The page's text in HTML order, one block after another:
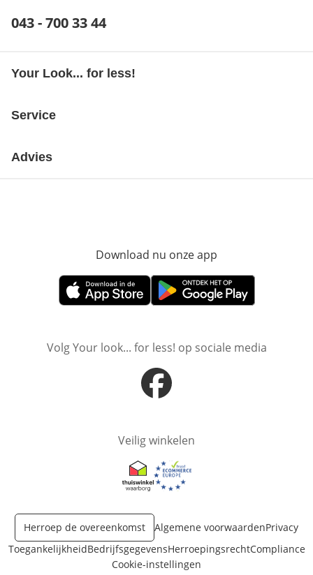
Telefoonnummer:
043 - 700 33 44
Your Look... for less!
Service
Advies
Download nu onze app
Opent in nieuw vensterOpent in nieuw venster
Volg Your look... for less! op sociale media
Opent in nieuw venster
Veilig winkelen
Opent in nieuw venster
Opent in nieuw venster
Herroep de overeenkomst Algemene voorwaardenPrivacy
ToegankelijkheidBedrijfsgegevensHerroepingsrechtCompliance
Cookie-instellingen